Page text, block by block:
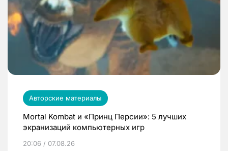
Авторские материалы
Mortal Kombat и «Принц Персии»: 5 лучших
экранизаций компьютерных игр
20:06 / 07.08.26